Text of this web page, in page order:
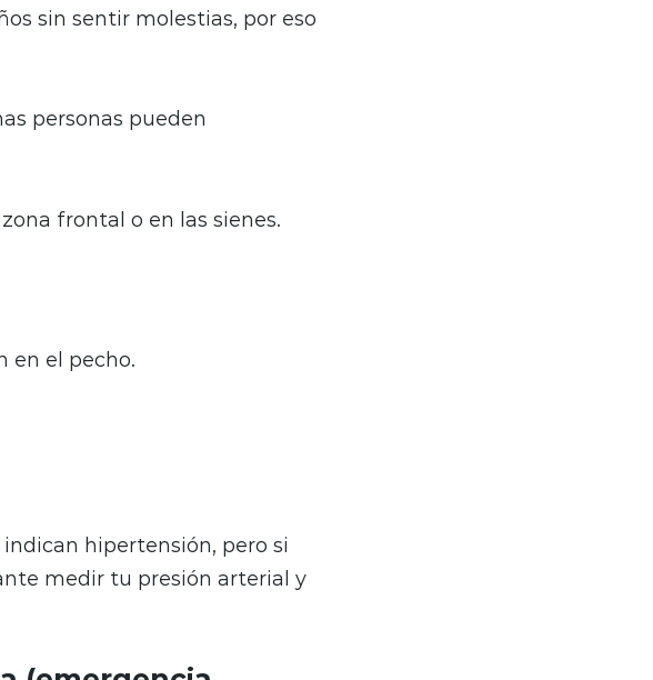
sin sentir molestias, por eso
personas pueden
frontal o en las sienes.
en el pecho.
hipertensión, pero si
medir tu presión arterial y